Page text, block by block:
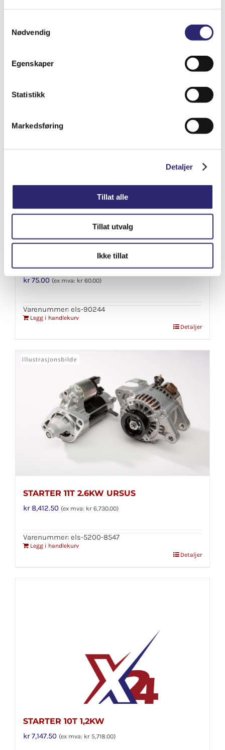
Nødvendig
Egenskaper
Statistikk
Markedsføring
Detaljer
Tillat alle
Tillat utvalg
Ikke tillat
Batterivann 1ltr (destillert)
Legg i handlekurv
Detaljer
Batterisyre 1,28 1ltr
kr75.00 (ex mva: kr 60.00)
Varenummer: els-90244
Legg i handlekurv
Detaljer
STARTER 11T 2.6KW URSUS
kr8,412.50 (ex mva: kr 6,730.00)
Varenummer: els-5200-8547
Legg i handlekurv
Detaljer
STARTER 10T 1,2KW
kr7,147.50 (ex mva: kr 5,718.00)